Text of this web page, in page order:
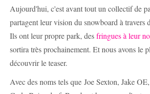
Aujourd'hui, c'est avant tout un collectif de
partagent leur vision du snowboard à travers
Ils ont leur propre park, desfringues à leur
sortira très prochainement. Et nous avons le
découvrir le teaser.
Avec des noms tels que Joe Sexton, Jake